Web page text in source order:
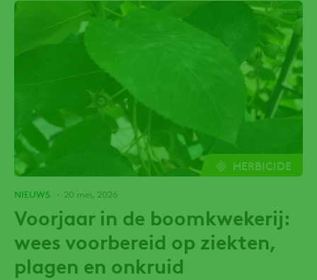
HERBICIDE
NIEUWS 20 mei, 2026
Voorjaar in de boomkwekerij:
wees voorbereid op ziekten,
plagen en onkruid